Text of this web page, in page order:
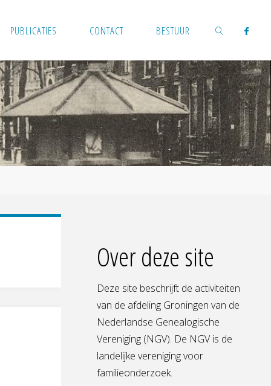
PUBLICATIES CONTACT BESTUUR
ZOEKEN
Over deze site
Deze site beschrijft de activiteiten
van de afdeling Groningen van de
Nederlandse Genealogische
Vereniging (NGV). De NGV is de
landelijke vereniging voor
familieonderzoek.